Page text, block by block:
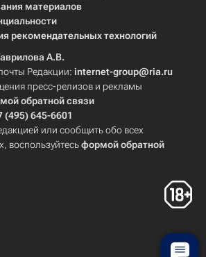
материалов
рекомендательных технологий
А.В.
Редакции: internet-group@ria.ru
пресс-релизов и рекламы
обратной связи
(495) 645-6601
или сообщить обо всех
воспользуйтесьформой обратной